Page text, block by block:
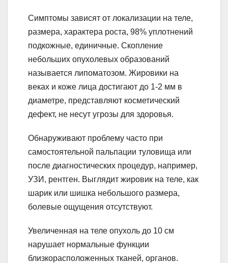
Симптомы зависят от локализации на теле,
размера, характера роста, 98% уплотнений
подкожные, единичные. Скопление
небольших опухолевых образований
называется липоматозом. Жировики на
веках и коже лица достигают до 1-2 мм в
диаметре, представляют косметический
дефект, не несут угрозы для здоровья.
Обнаруживают проблему часто при
самостоятельной пальпации туловища или
после диагностических процедур, например,
УЗИ, рентген. Выглядит жировик на теле, как
шарик или шишка небольшого размера,
болевые ощущения отсутствуют.
Увеличенная на теле опухоль до 10 см
нарушает нормальные функции
близкорасположенных тканей, органов.